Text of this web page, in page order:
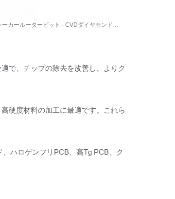
カールータービット - CVDダイヤモンドコ
で、チップの除去を改善し、よりク
硬度材料の加工に最適です。これら
ハロゲンフリPCB、高Tg PCB、ク